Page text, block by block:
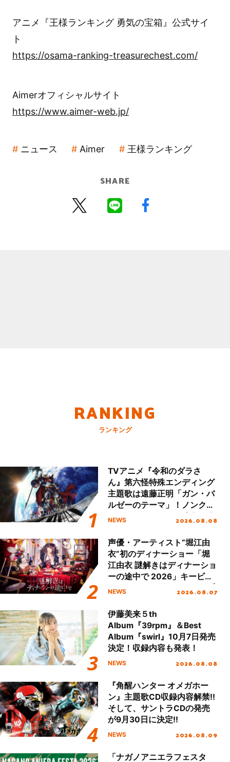
アニメ『王様ランキング 勇気の宝箱』公式サイ
ト
https://osama-ranking-treasurechest.com/
Aimerオフィシャルサイト
https://www.aimer-web.jp/
ニュース Aimer 王様ランキング
SHARE
RANKING
ランキング
TVアニメ『令和のダラさ
ん』第六怪特殊エンディング
主題歌は遠藤正明「ガン・バ
ルゼーのテーマ」！ノンクレ
ジットエンディング映像も公
NEWS 2026.08.08
声優・アーティスト“堀江由
衣”初のディナーショー「堀
江由衣 謎解きはディナーショ
ーの途中で 2026」キービジ
ュアル＆グッズラインナップ
NEWS 2026.08.07
伊藤美来５th
Album『39rpm』＆Best
Album『swirl』10月7日発売
決定！収録内容も発表！
NEWS 2026.08.08
『角醒ハンター オメガホー
ン』主題歌CD収録内容解禁!!
そして、サントラCDの発売
が9月30日に決定!!
NEWS 2026.08.09
「ナガノアニエラフェスタ